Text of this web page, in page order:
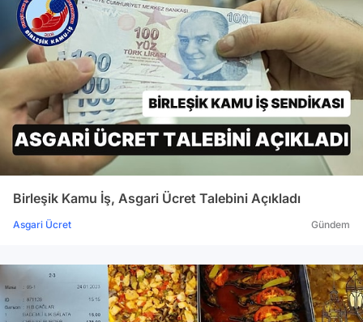
Birleşik Kamu İş, Asgari Ücret Talebini Açıkladı
Asgari Ücret Gündem